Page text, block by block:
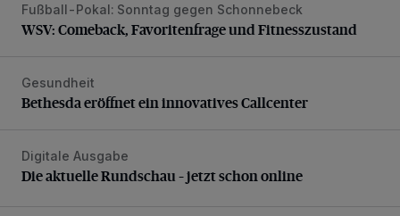
WSV: Comeback, Favoritenfrage und Fitnesszustand
Fußball-Pokal: Sonntag gegen Schonnebeck
WSV: Comeback, Favoritenfrage und Fitnesszustand
Bethesda eröffnet ein innovatives Callcenter
Gesundheit
Bethesda eröffnet ein innovatives Callcenter
Die aktuelle Rundschau – jetzt schon online
Digitale Ausgabe
Die aktuelle Rundschau – jetzt schon online